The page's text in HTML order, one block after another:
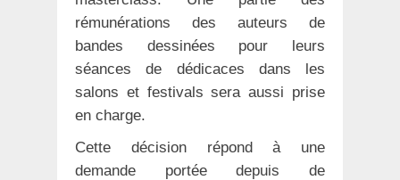
rémunérations des auteurs de
bandes dessinées pour leurs
séances de dédicaces dans les
salons et festivals sera aussi prise
en charge.
Cette décision répond à une
demande portée depuis de